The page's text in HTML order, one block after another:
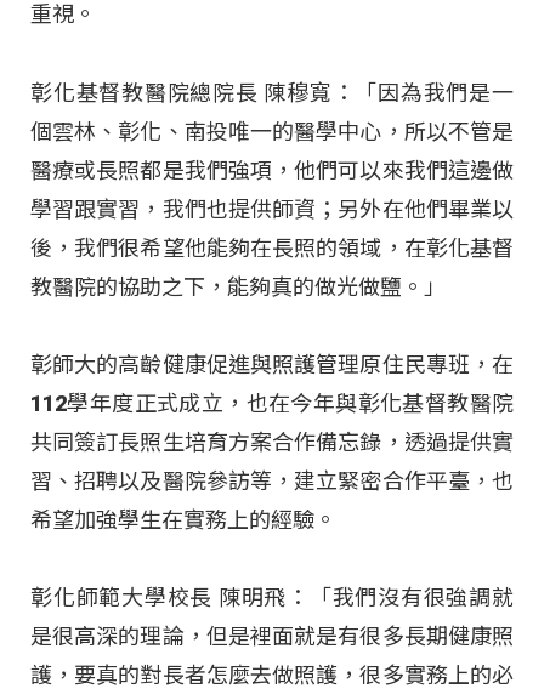
重視。
彰化基督教醫院總院長 陳穆寬：「因為我們是一
個雲林、彰化、南投唯一的醫學中心，所以不管是
醫療或長照都是我們強項，他們可以來我們這邊做
學習跟實習，我們也提供師資；另外在他們畢業以
後，我們很希望他能夠在長照的領域，在彰化基督
教醫院的協助之下，能夠真的做光做鹽。」
彰師大的高齡健康促進與照護管理原住民專班，在
112學年度正式成立，也在今年與彰化基督教醫院
共同簽訂長照生培育方案合作備忘錄，透過提供實
習、招聘以及醫院參訪等，建立緊密合作平臺，也
希望加強學生在實務上的經驗。
彰化師範大學校長 陳明飛：「我們沒有很強調就
是很高深的理論，但是裡面就是有很多長期健康照
護，要真的對長者怎麼去做照護，很多實務上的必